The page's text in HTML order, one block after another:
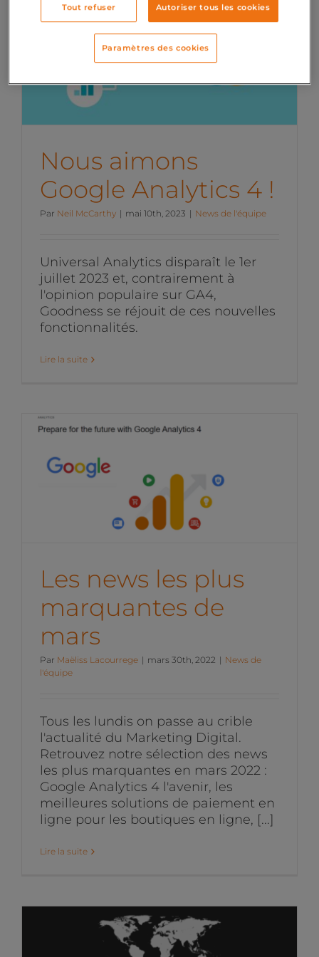
Nous aimons Google
Nous aimons
Google Analytics 4 !
Par Neil McCarthy | mai 10th, 2023 | News de l'équipe
Universal Analytics disparaît le 1er
juillet 2023 et, contrairement à
l'opinion populaire sur GA4,
Goodness se réjouit de ces nouvelles
fonctionnalités.
Lire la suite
Les news les plus
marquantes de mars
Les news les plus
marquantes de
mars
Par Maëliss Lacourrege | mars 30th, 2022 | News de
l'équipe
Tous les lundis on passe au crible
l'actualité du Marketing Digital.
Retrouvez notre sélection des news
les plus marquantes en mars 2022 :
Google Analytics 4 l'avenir, les
meilleures solutions de paiement en
ligne pour les boutiques en ligne, [...]
Lire la suite
Tout refuser Autoriser tous les cookies
Paramètres des cookies